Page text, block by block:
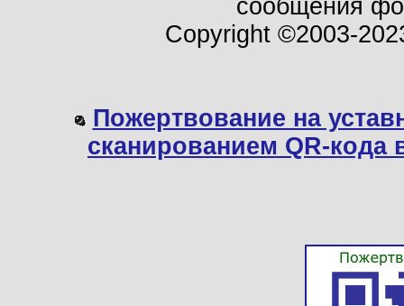
сообщения
Copyright ©2003-
Пожертвование на
сканированием QR-